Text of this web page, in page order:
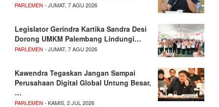
PARLEMEN - JUMAT, 7 AGU 2026
Legislator Gerindra Kartika Sandra Desi
Dorong UMKM Palembang Lindungi…
PARLEMEN - JUMAT, 7 AGU 2026
Kawendra Tegaskan Jangan Sampai
Perusahaan Digital Global Untung Besar,
…
PARLEMEN - KAMIS, 2 JUL 2026